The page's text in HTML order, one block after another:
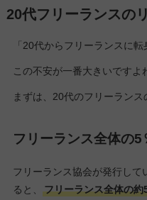
20代フリーランスの
「20代からフリーランスに
この不安が一番大きいですよ
まずは、20代のフリーランス
フリーランス全体の5
フリーランス協会が発行して
ると、
フリーランス全体の約